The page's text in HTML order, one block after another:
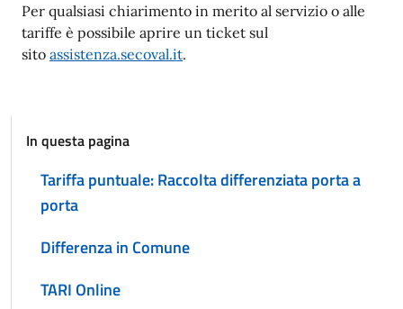
Per qualsiasi chiarimento in merito al servizio o alle
tariffe è possibile aprire un ticket sul
sito assistenza.secoval.it.
In questa pagina
Tariffa puntuale: Raccolta differenziata porta a
porta
Differenza in Comune
TARI Online